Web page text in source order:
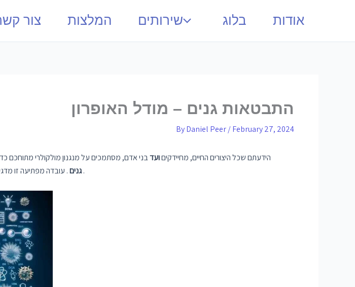
צור המלצות שירותים בלוג אודות
התבטאות גנים – מודל האופרון
ByDaniel Peer/February 27, 2024
הידעתם שכל היצורים החיים, מחיידקיםועדבני אדם, מסתמכים על מנגנון מולקולרי מתוחכם
גנים. עובדה מפתיעה זו .